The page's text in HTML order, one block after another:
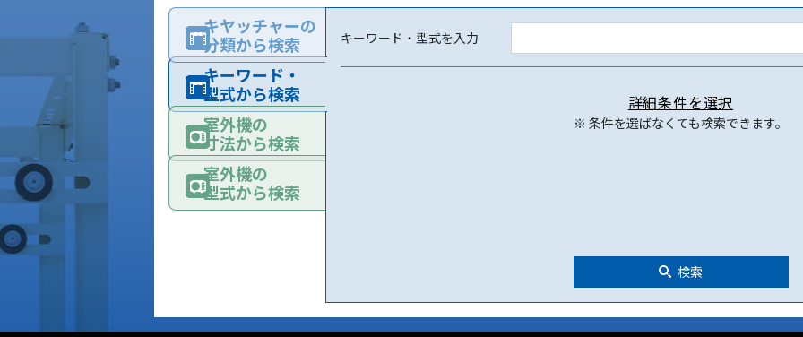
キーワード・
型式から検索
キーワード・型式を入力
詳細条件を選択
※ 条件を選ばなくても検索できます。
検索
キヤッチャーの
分類から検索
室外機の
寸法から検索
室外機の
型式から検索